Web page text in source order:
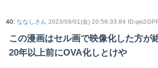
40: ななしさん 2023/09/01(金) 20:56:33.84
この漫画はセル画で映像化した方が
20年以上前にOVA化しとけや